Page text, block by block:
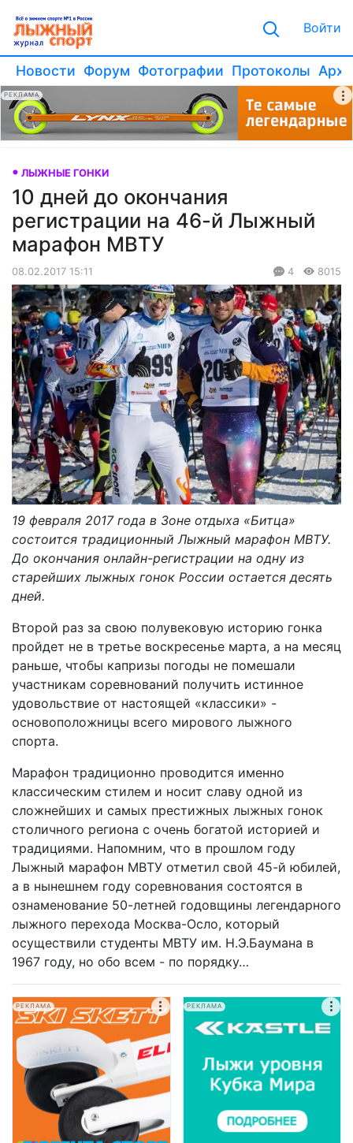
Войти
Новости Форум Фотографии Протоколы
РЕКЛАМА
ЛЫЖНЫЕ ГОНКИ
10 дней до окончания
регистрации на 46-й Лыжный
марафон МВТУ
08.02.2017 15:11 4 8015
19 февраля 2017 года в Зоне отдыха «Битца»
состоится традиционный Лыжный марафон МВТУ.
До окончания онлайн-регистрации на одну из
старейших лыжных гонок России остается десять
дней.
Второй раз за свою полувековую историю гонка
пройдет не в третье воскресенье марта, а на месяц
раньше, чтобы капризы погоды не помешали
участникам соревнований получить истинное
удовольствие от настоящей «классики» -
основоположницы всего мирового лыжного
спорта.
Марафон традиционно проводится именно
классическим стилем и носит славу одной из
сложнейших и самых престижных лыжных гонок
столичного региона с очень богатой историей и
традициями. Напомним, что в прошлом году
Лыжный марафон МВТУ отметил свой 45-й юбилей,
а в нынешнем году соревнования состоятся в
ознаменование 50-летней годовщины легендарного
лыжного перехода Москва-Осло, который
осуществили студенты МВТУ им. Н.Э.Баумана в
1967 году, но обо всем - по порядку…
РЕКЛАМА РЕКЛАМА